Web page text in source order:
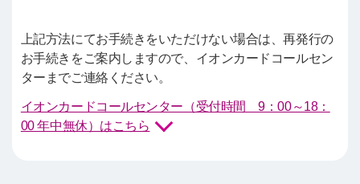
上記方法にてお手続きをいただけない場合は、再発行の
お手続きをご案内しますので、イオンカードコールセン
ターまでご連絡ください。
イオンカードコールセンター（受付時間 9：00～18：
00 年中無休）はこちら